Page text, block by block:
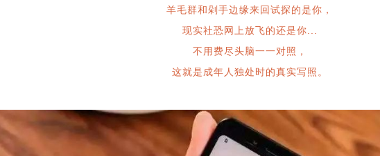
羊毛群和剁手边缘来回试探的是你，
现实社恐网上放飞的还是你...
不用费尽头脑一一对照，
这就是成年人独处时的真实写照。